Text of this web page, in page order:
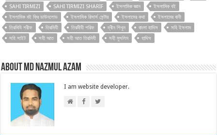
SAHI TIRMIZI
SAHI TIRMIZI SHARIF ইসলামিক জ্ঞান
ইসলামিক বই
ইসলামিক বই ফ্রি ডাউনলোড
ইসলামিক রিসার্স সেন্টার ইসলামের কথা
ইসলামের বানী
তিরমিযি শরীফ
তিরমিযী তিরমীযী শরিফ দ্বীন শিখুন বাংলা হাদিস
সহি ইসলাম
সহি সাইট
সহী আত সহী আত তিরমিযী সহী মুসলিম হাদিস
About Md Nazmul Azam
I am website developer.